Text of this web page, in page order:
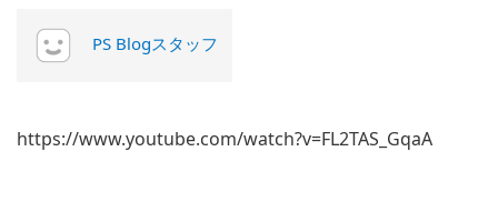
PS Blogスタッフ
https://www.youtube.com/watch?v=FL2TAS_GqaA